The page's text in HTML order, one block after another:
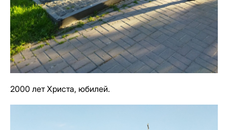
2000 лет Христа, юбилей.